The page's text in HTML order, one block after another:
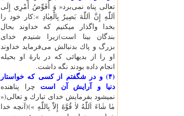
تعالى پناه نمى‌برد« وَ أُفَوِّضُ‌ أَمْرِي إِلَى
اَللّٰهِ‌ إِنَّ‌ اَللّٰهَ‌ بَصِيرٌ بِالْعِبٰادِ »:كار خود را
بخدا واگذار ميكنيم كه خداوند بحال
بندگان بينا است)زيرا شنيدم خداى
بزرگ و پاك بدنبالش مى‌فرمايد خداوند
او را از بديهائى كه در بارۀ او بحيله
انجام داده بودند نگه داشت.
(۴) و در شگفتم از كسى كه خواستار
دنيا و آرايش آن است چرا پناهنده
نميشود بفرمايش خداى تبارك و تعالى(«
مٰا شٰاءَ اَللّٰهُ‌ لاٰ قُوَّةَ‌ إِلاّٰ بِاللّٰهِ‌ »)(آنچه خدا